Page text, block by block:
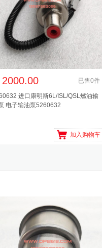
2000.00 已售0件
进口康明斯6L/ISL/QSL燃油输
电子输油泵5260632
加入购物车